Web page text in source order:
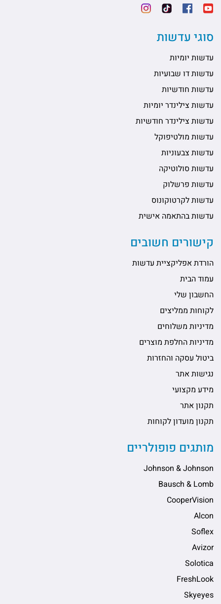
סוגי עדשות
עדשות יומיות
עדשות דו שבועיות
עדשות חודשיות
עדשות צילינדר יומיות
עדשות צילינדר חודשיות
עדשות מולטיפוקל
עדשות צבעוניות
עדשות סולוטיקה
עדשות פרשלוק
עדשות לקרטוקונוס
עדשות בהתאמה אישית
קישורים חשובים
הורדת אפליקציית עדשות
עמוד הבית
החשבון שלי
לקוחות ממליצים
מדיניות משלוחים
מדיניות החלפת מוצרים
ביטול עסקה והחזרות
נגישות אתר
מידע מקצועי
תקנון אתר
תקנון מועדון לקוחות
מותגים פופולריים
Johnson & Johnson
Bausch & Lomb
CooperVision
Alcon
Soflex
Avizor
Solotica
FreshLook
Skyeyes